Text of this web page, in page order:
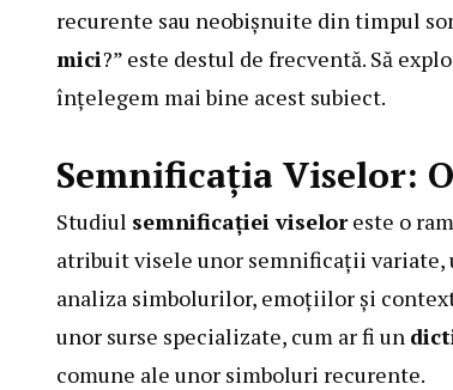
recurente sau neobișnuite din timpul
mici?” este destul de frecventă. Să
înțelegem mai bine acest subiect.
Semnificația Viselor:
Studiul semnificației viseloreste o
atribuit visele unor semnificații variate,
analiza simbolurilor, emoțiilor și
unor surse specializate, cum ar fi un
comune ale unor simboluri recurente.